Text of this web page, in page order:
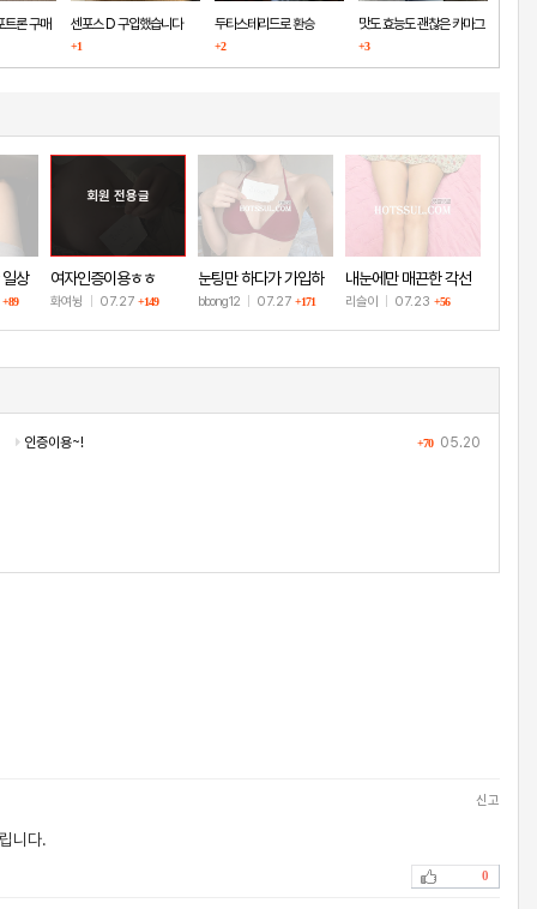
트론 구매
센포스 D 구입했습니다
+1
두타스테리드로 환승
+2
맛도 효능도 괜찮은 카마그
라
+3
상
+89
회원 전용글
여자인증이용ㅎㅎ
화여뉭 07.27 +149
눈팅만 하다가 가입하
고 인증!
bbong12 07.27 +171
내눈에만 매끈한 각선
미
리슬이 07.23 +56
+70 05.20
인증이용~!
신고
니다.
0